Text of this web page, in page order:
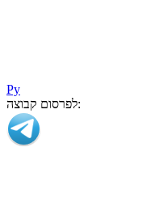
Ру
לפרסום קבוצה: